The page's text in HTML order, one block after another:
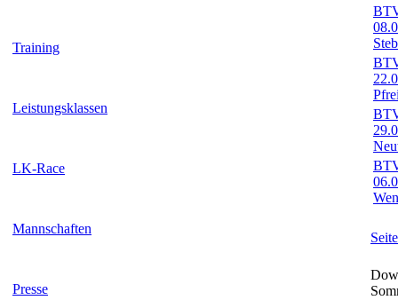
Training
Leistungsklassen
LK-Race
Mannschaften
Presse